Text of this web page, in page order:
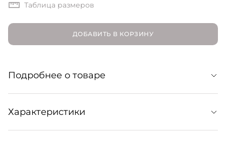
Таблица размеров
ДОБАВИТЬ В КОРЗИНУ
Подробнее о товаре
Повседневный жилет с контрастными полосками
преобразит любимую рубашку, базовый лонгслив или
будет хорошо смотреться без нижнего слоя. Акцентная
Характеристики